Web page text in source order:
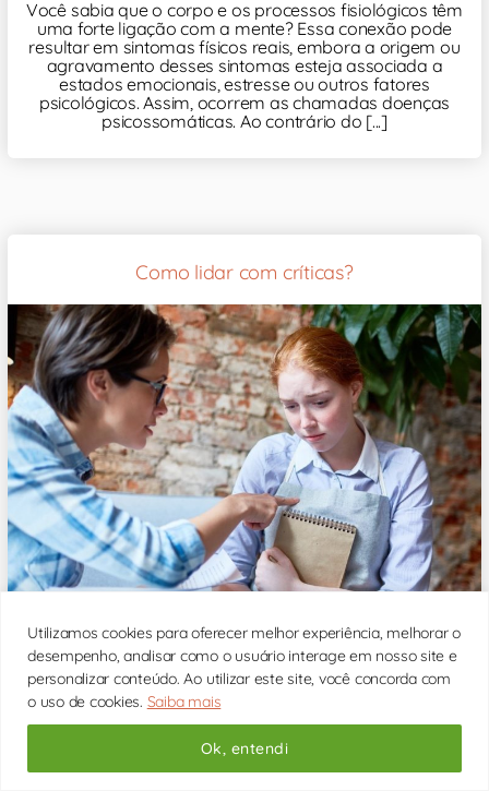
Utilizamos cookies para oferecer melhor experiência, melhorar o
desempenho, analisar como o usuário interage em nosso site e
personalizar conteúdo. Ao utilizar este site, você concorda com
o uso de cookies. Saiba mais
Ok, entendi
Você sabia que o corpo e os processos fisiológicos têm
uma forte ligação com a mente? Essa conexão pode
resultar em sintomas físicos reais, embora a origem ou
agravamento desses sintomas esteja associada a
estados emocionais, estresse ou outros fatores
psicológicos. Assim, ocorrem as chamadas doenças
psicossomáticas. Ao contrário do [...]
Como lidar com críticas?
Você sabe como lidar com críticas? Grande parte das
pessoas não aceita críticas muito bem. Mesmo quando
possuem o objetivo de ajudá-las a crescer, são recebidas
resistência às críticas provoca desnecessariamente
frustração, raiva, tristeza e estresse no dia a dia. Por